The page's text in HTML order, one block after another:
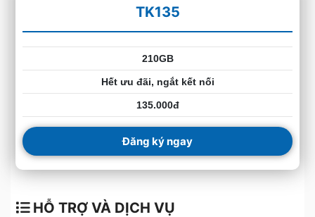
TK135
210GB
Hết ưu đãi, ngắt kết nối
135.000đ
Đăng ký ngay
HỖ TRỢ VÀ DỊCH VỤ